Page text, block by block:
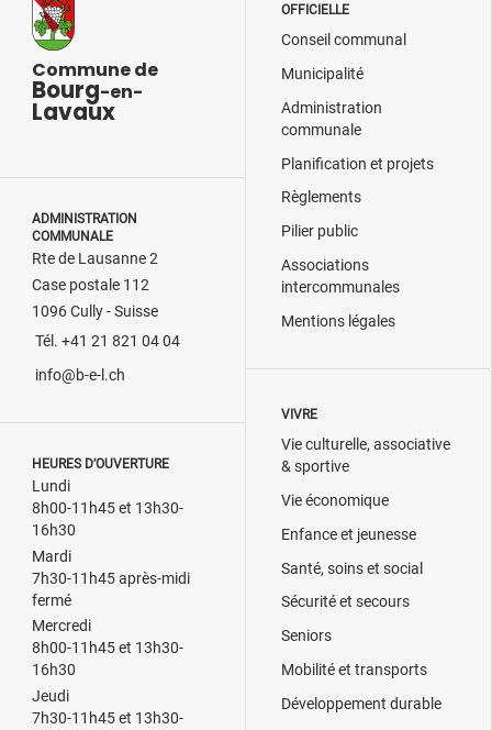
Commune de
Bourg-en-
Lavaux
ADMINISTRATION
COMMUNALE
Rte de Lausanne 2
Case postale 112
1096 Cully - Suisse
Tél. +41 21 821 04 04
info@b-e-l.ch
HEURES D’OUVERTURE
Lundi
8h00-11h45 et 13h30-
16h30
Mardi
7h30-11h45 après-midi
fermé
Mercredi
8h00-11h45 et 13h30-
16h30
Jeudi
7h30-11h45 et 13h30-
OFFICIELLE
Conseil communal
Municipalité
Administration
communale
Planification et projets
Règlements
Pilier public
Associations
intercommunales
Mentions légales
VIVRE
Vie culturelle, associative
& sportive
Vie économique
Enfance et jeunesse
Santé, soins et social
Sécurité et secours
Seniors
Mobilité et transports
Développement durable